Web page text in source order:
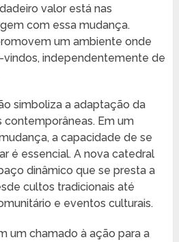
valor está nas
com essa mudança.
um ambiente onde
independentemente de
simboliza a adaptação da
contemporâneas. Em um
a capacidade de se
é essencial. A nova catedral
dinâmico que se presta a
cultos tradicionais até
e eventos culturais.
um chamado à ação para a